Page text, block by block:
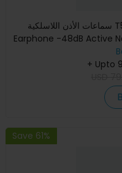
سماعات الأذن اللاسلكية T51S TWS بلوتوث مزودة بتقنية ANC
Earphone -48dB Active
+ Upto
Save 61%